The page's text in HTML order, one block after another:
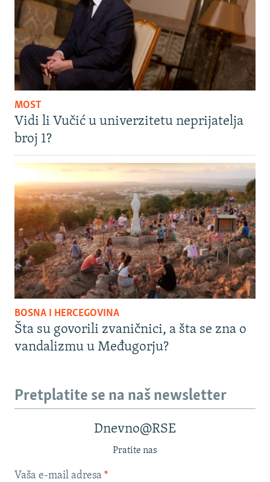
MOST
Vidi li Vučić u univerzitetu neprijatelja
broj 1?
BOSNA I HERCEGOVINA
Šta su govorili zvaničnici, a šta se zna o
vandalizmu u Međugorju?
Pretplatite se na naš newsletter
Dnevno@RSE
Pratite nas
Vaša e-mail adresa *